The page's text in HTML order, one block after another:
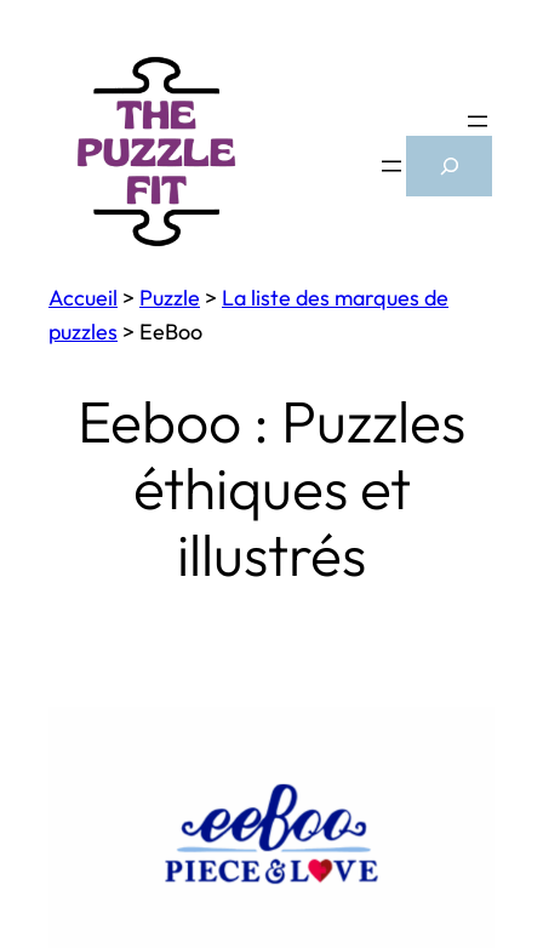
Search
Accueil > Puzzle > La liste des marques de
puzzles > EeBoo
Eeboo : Puzzles
éthiques et
illustrés